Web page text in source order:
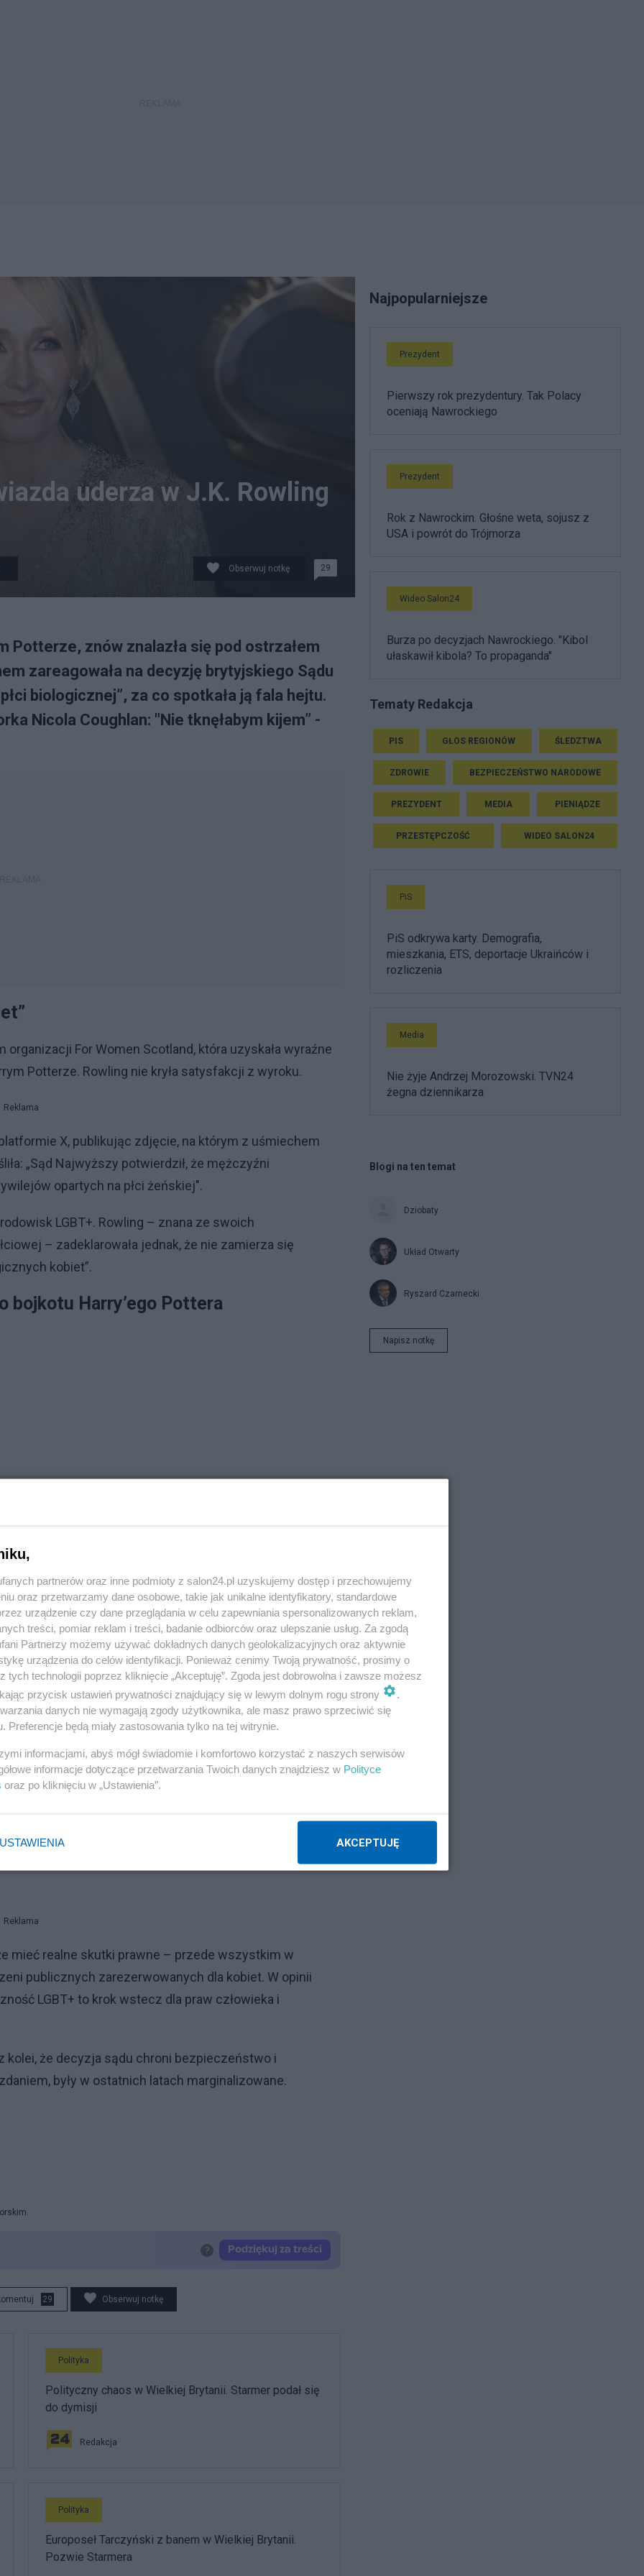
uderza w J.K. Rowling
Obserwuj notkę 29
Potterze, znów znalazła się pod ostrzałem
zareagowała na decyzję brytyjskiego Sądu
biologicznej”, za co spotkała ją fala hejtu.
Nicola Coughlan: "Nie tknęłabym kijem” -
For Women Scotland, która uzyskała wyraźne
Potterze. Rowling nie kryła satysfakcji z wyroku.
Reklama
X, publikując zdjęcie, na którym z uśmiechem
„Sąd Najwyższy potwierdził, że mężczyźni
opartych na płci żeńskiej".
LGBT+. Rowling – znana ze swoich
– zadeklarowała jednak, że nie zamierza się
kobiet”.
bojkotu Harry’ego Pottera
show-biznesie. Jedną z najgłośniejszych
z roli Penelopy Featherington w serialu
która działa na rzecz praw osób transpłciowych –
Rowling i zachęciła fanów, by nie wspierali nowych
– Zostawcie sobie tego nowego Harry’ego Pottera. Nie
powiedziała aktorka.
Reklama
mieć realne skutki prawne – przede wszystkim w
publicznych zarezerwowanych dla kobiet. W opinii
LGBT+ to krok wstecz dla praw człowieka i
kolei, że decyzja sądu chroni bezpieczeństwo i
były w ostatnich latach marginalizowane.
29 Obserwuj notkę
Polityka
Polityczny chaos w Wielkiej Brytanii. Starmer podał się
do dymisji
Redakcja
Polityka
Europoseł Tarczyński z banem w Wielkiej Brytanii.
Pozwie Starmera
Najpopularniejsze
Prezydent
Pierwszy rok prezydentury. Tak Polacy
oceniają Nawrockiego
Prezydent
Rok z Nawrockim. Głośne weta, sojusz z
USA i powrót do Trójmorza
Wideo Salon24
Burza po decyzjach Nawrockiego. "Kibol
ułaskawił kibola? To propaganda"
Tematy Redakcja
PIS GŁOS REGIONÓW ŚLEDZTWA
ZDROWIE BEZPIECZEŃSTWO NARODOWE
PREZYDENT MEDIA PIENIĄDZE
PRZESTĘPCZOŚĆ WIDEO SALON24
PiS
PiS odkrywa karty. Demografia,
mieszkania, ETS, deportacje Ukraińców i
rozliczenia
Media
Nie żyje Andrzej Morozowski. TVN24
żegna dziennikarza
Blogi na ten temat
Dziobaty
Układ Otwarty
Ryszard Czarnecki
Napisz notkę
partnerów oraz inne podmioty z salon24.pl uzyskujemy dostęp i przechowujemy
oraz przetwarzamy dane osobowe, takie jak unikalne identyfikatory, standardowe
urządzenie czy dane przeglądania w celu zapewniania spersonalizowanych reklam,
treści, pomiar reklam i treści, badanie odbiorców oraz ulepszanie usług. Za zgodą
Partnerzy możemy używać dokładnych danych geolokalizacyjnych oraz aktywnie
urządzenia do celów identyfikacji. Ponieważ cenimy Twoją prywatność, prosimy o
tych technologii poprzez kliknięcie „Akceptuję”. Zgoda jest dobrowolna i zawsze możesz
przycisk ustawień prywatności znajdujący się w lewym dolnym rogu strony
.
danych nie wymagają zgody użytkownika, ale masz prawo sprzeciwić się
Preferencje będą miały zastosowania tylko na tej witrynie.
informacjami, abyś mógł świadomie i komfortowo korzystać z naszych serwisów
informacje dotyczące przetwarzania Twoich danych znajdziesz w Polityce
oraz po kliknięciu w „Ustawienia”.
USTAWIENIA AKCEPTUJĘ